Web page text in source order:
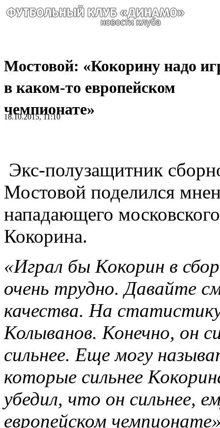
Мостовой: «Кокорину надо
в каком-то европейском
чемпионате»
18.10.2015, 11:10
Экс-полузащитник
Мостовой поделился
нападающего
Кокорина.
«Играл бы Кокорин в
очень трудно. Давайте
качества. На
Колыванов. Конечно, он
сильнее. Еще могу
которые сильнее
убедил, что он сильнее,
европейском